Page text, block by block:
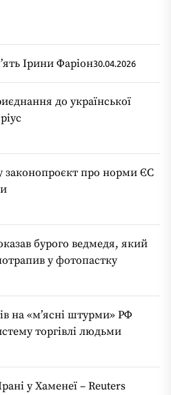
Ірини Фаріон30.04.2026
до української
законопроєкт про норми ЄС
бурого ведмедя, який
у фотопастку
на «мʼясні штурми» РФ
торгівлі людьми
у Хаменеї – Reuters